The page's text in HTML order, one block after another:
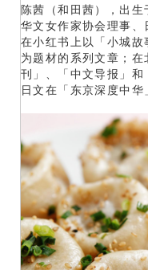
陈茜（和田茜），出
华文女作家协会理事
在小红书上以「小城
为题材的系列文章；
刊」、「中文导报」
日文在「东京深度中